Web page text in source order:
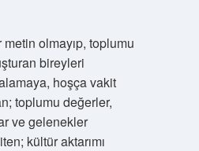
olmayıp, toplumu
bireyleri
hoşça vakit
toplumu değerler,
ve gelenekler
kültür aktarımı